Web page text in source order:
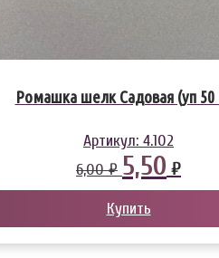
Ромашка шелк Садовая (уп
Артикул: 4.102
6,00 ₽ 5,50 ₽
Купить